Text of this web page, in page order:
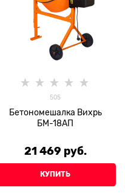
505
Бетономешалка Вихрь
БМ-18АП
21 469 руб.
КУПИТЬ